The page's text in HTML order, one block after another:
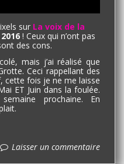
sur La voix de la
! Ceux qui n’ont pas
des cons.
mais j’ai réalisé que
Ceci rappellant des
cette fois je ne me laisse
ET Juin dans la foulée.
prochaine. En
Laisser un commentaire